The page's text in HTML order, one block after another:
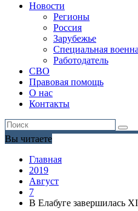
Новости
Регионы
Россия
Зарубежье
Специальная
Работодатель
СВО
Правовая помощь
О нас
Контакты
Вы читаете
Главная
2019
Август
7
В Елабуге завершилась